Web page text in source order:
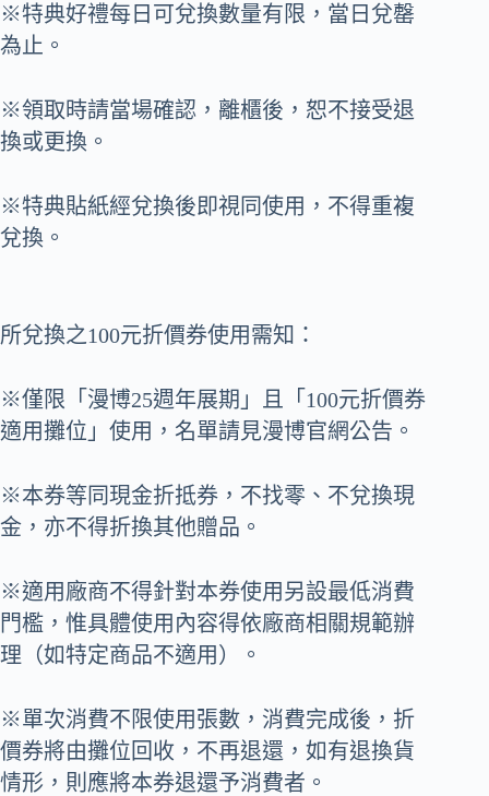
※特典好禮每日可兌換數量有限，當日兌罄
為止。
※領取時請當場確認，離櫃後，恕不接受退
換或更換。
※特典貼紙經兌換後即視同使用，不得重複
兌換。
所兌換之100元折價券使用需知：
※僅限「漫博25週年展期」且「100元折價券
適用攤位」使用，名單請見漫博官網公告。
※本券等同現金折抵券，不找零、不兌換現
金，亦不得折換其他贈品。
※適用廠商不得針對本券使用另設最低消費
門檻，惟具體使用內容得依廠商相關規範辦
理（如特定商品不適用）。
※單次消費不限使用張數，消費完成後，折
價券將由攤位回收，不再退還，如有退換貨
情形，則應將本券退還予消費者。